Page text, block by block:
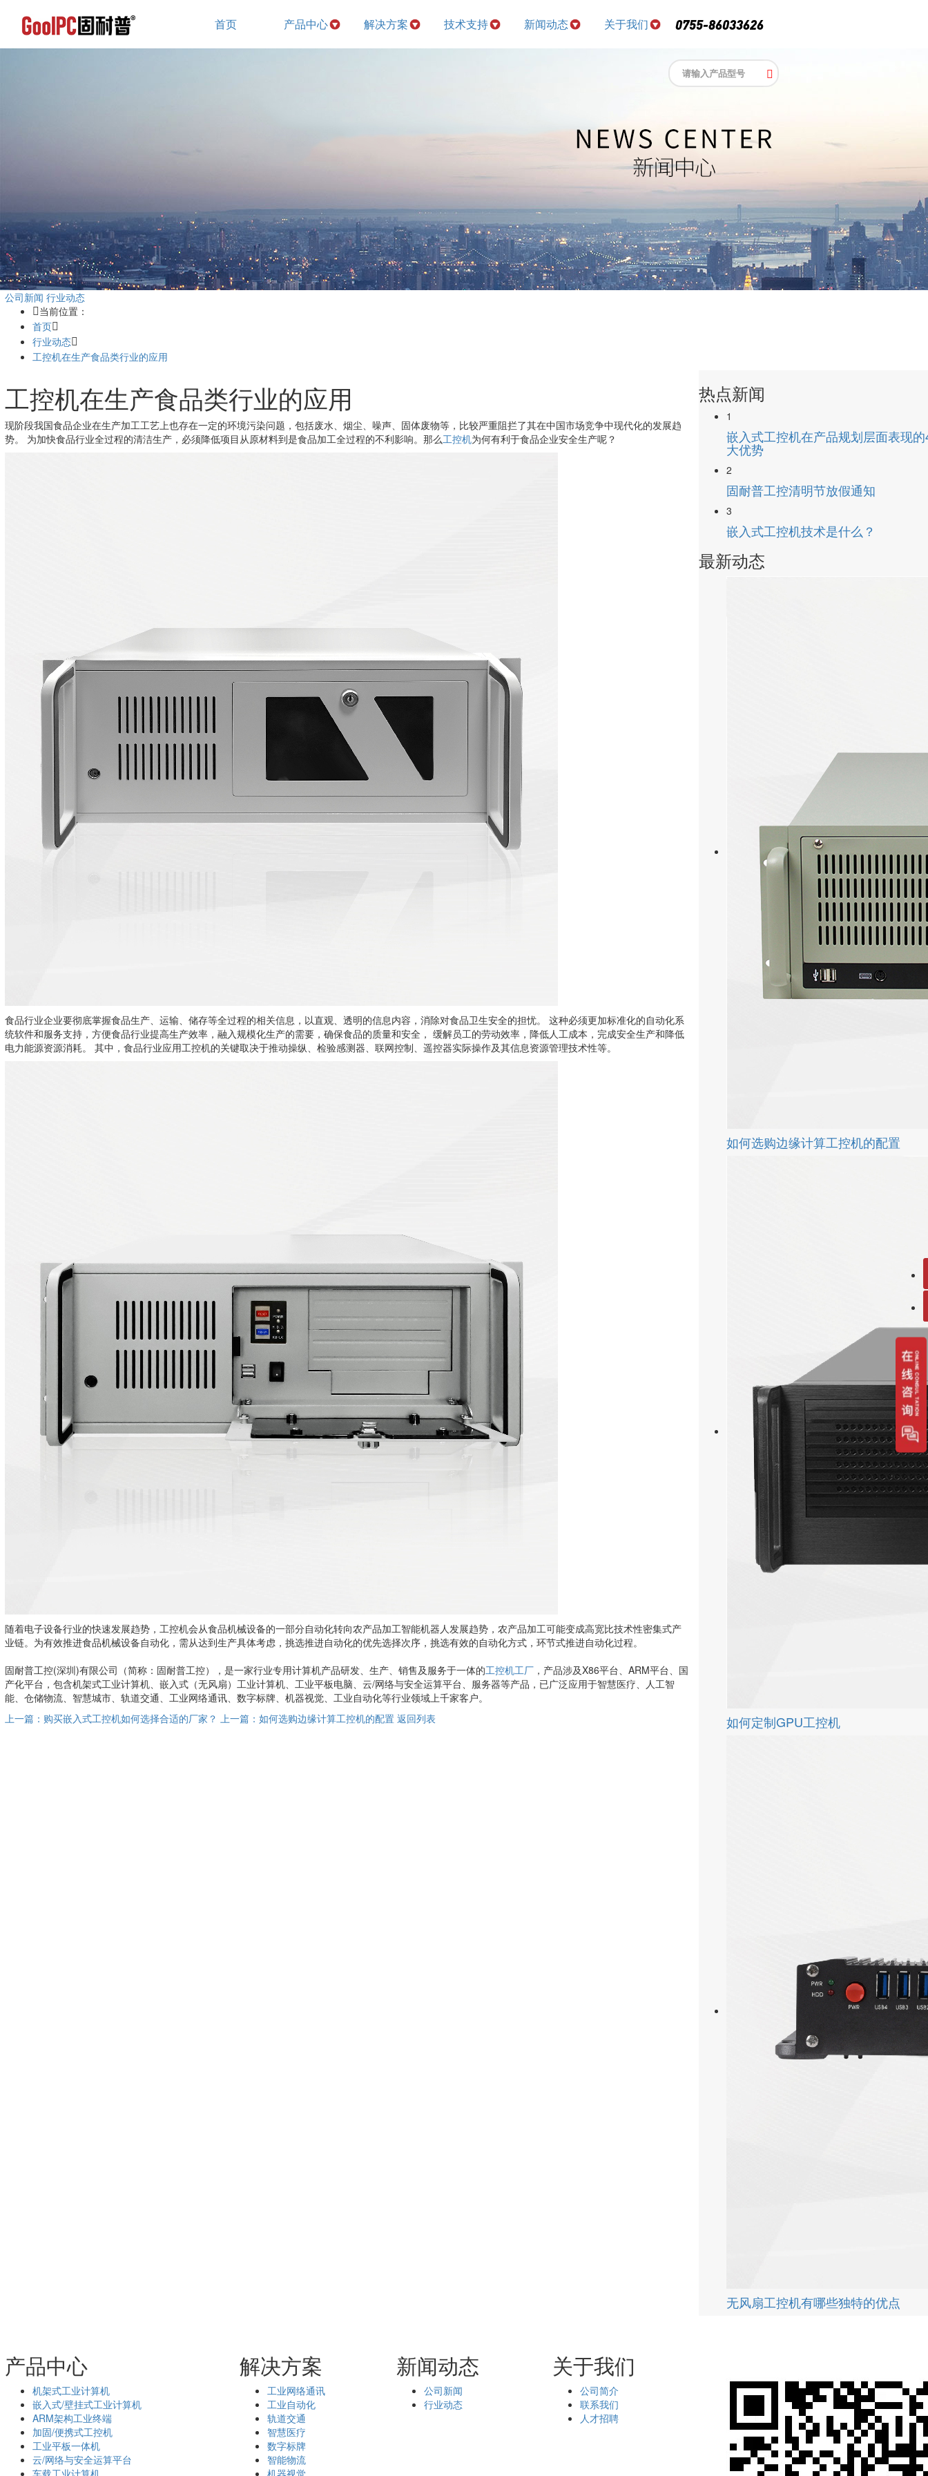
首页 产品中心 解决方案 技术支持 新闻动态 关于我们 0755-86033626
公司新闻 行业动态
当前位置：
首页
行业动态
工控机在生产食品类行业的应用
工控机在生产食品类行业的应用
现阶段我国食品企业在生产加工工艺上也存在一定的环境污染问题，包括废水、烟尘、噪声、固体废物等，比较严重阻拦了其在中国市场竞争中现代化的发展趋
势。 为加快食品行业全过程的清洁生产，必须降低项目从原材料到是食品加工全过程的不利影响。那么工控机为何有利于食品企业安全生产呢？
食品行业企业要彻底掌握食品生产、运输、储存等全过程的相关信息，以直观、透明的信息内容，消除对食品卫生安全的担忧。 这种必须更加标准化的自动化系
统软件和服务支持，方便食品行业提高生产效率，融入规模化生产的需要，确保食品的质量和安全， 缓解员工的劳动效率，降低人工成本，完成安全生产和降低
电力能源资源消耗。 其中，食品行业应用工控机的关键取决于推动操纵、检验感测器、联网控制、遥控器实际操作及其信息资源管理技术性等。
随着电子设备行业的快速发展趋势，工控机会从食品机械设备的一部分自动化转向农产品加工智能机器人发展趋势，农产品加工可能变成高宽比技术性密集式产
业链。为有效推进食品机械设备自动化，需从达到生产具体考虑，挑选推进自动化的优先选择次序，挑选有效的自动化方式，环节式推进自动化过程。
固耐普工控(深圳)有限公司（简称：固耐普工控），是一家行业专用计算机产品研发、生产、销售及服务于一体的工控机工厂，产品涉及X86平台、ARM平台、国
产化平台，包含机架式工业计算机、嵌入式（无风扇）工业计算机、工业平板电脑、云/网络与安全运算平台、服务器等产品，已广泛应用于智慧医疗、人工智
能、仓储物流、智慧城市、轨道交通、工业网络通讯、数字标牌、机器视觉、工业自动化等行业领域上千家客户。
上一篇：购买嵌入式工控机如何选择合适的厂家？ 上一篇：如何选购边缘计算工控机的配置 返回列表
热点新闻
1
嵌入式工控机在产品规划层面表现
大优势
2
固耐普工控清明节放假通知
3
嵌入式工控机技术是什么？
最新动态
如何选购边缘计算工控机的配置
如何定制GPU工控机
无风扇工控机有哪些独特的优点
产品中心
机架式工业计算机
嵌入式/壁挂式工业计算机
ARM架构工业终端
加固/便携式工控机
工业平板一体机
云/网络与安全运算平台
车载工业计算机
解决方案
工业网络通讯
工业自动化
轨道交通
智慧医疗
数字标牌
智能物流
机器视觉
新闻动态
公司新闻
行业动态
关于我们
公司简介
联系我们
人才招聘